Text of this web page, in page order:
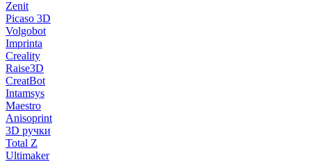
Zenit
Picaso 3D
Volgobot
Imprinta
Creality
Raise3D
CreatBot
Intamsys
Maestro
Anisoprint
3D ручки
Total Z
Ultimaker